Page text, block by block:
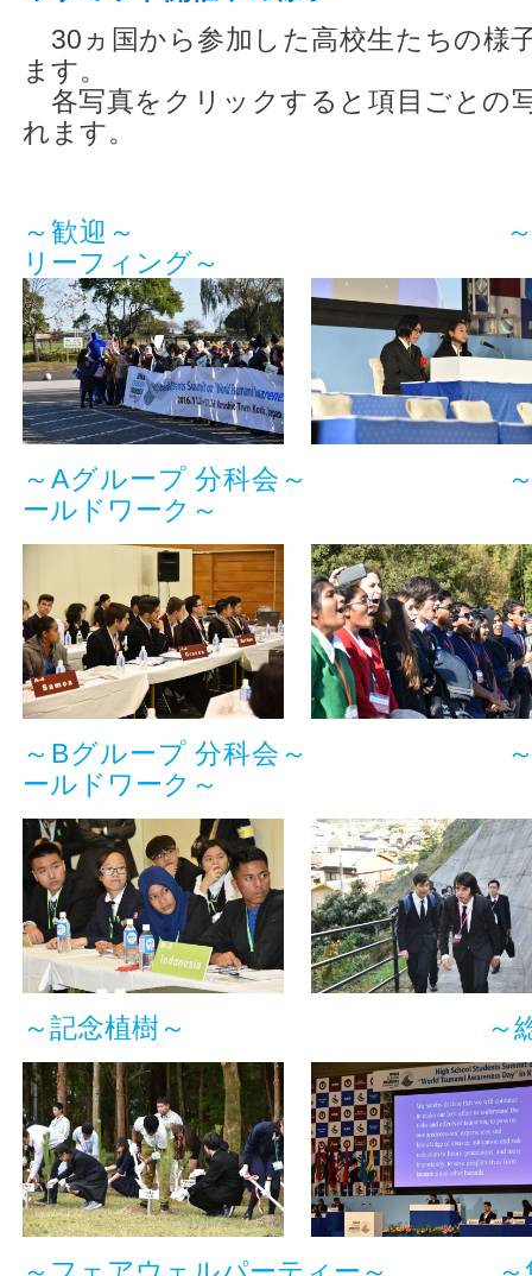
30ヵ国から参加した高校生たちの様
ます。
各写真をクリックすると項目ごとの
れます。
～歓迎～
リーフィング～
～Aグループ 分科会～
ールドワーク～
～Bグループ 分科会～
ールドワーク～
～記念植樹～ ～